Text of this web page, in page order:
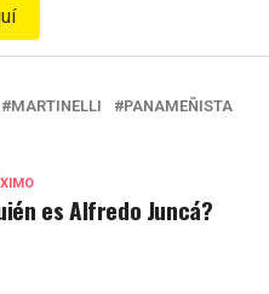
MARTINELLI
PANAMEÑISTA
es Alfredo Juncá?